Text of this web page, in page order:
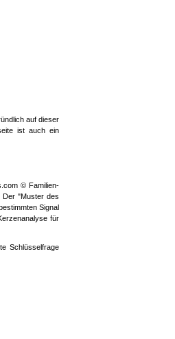
auf dieser
ist auch ein
© Familien-
Der "Muster des
Signal
für
Schlüsselfrage